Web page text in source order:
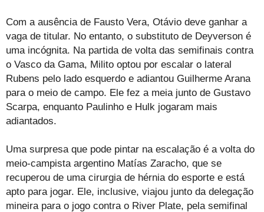
Com a ausência de Fausto Vera, Otávio deve ganhar a
vaga de titular. No entanto, o substituto de Deyverson é
uma incógnita. Na partida de volta das semifinais contra
o Vasco da Gama, Milito optou por escalar o lateral
Rubens pelo lado esquerdo e adiantou Guilherme Arana
para o meio de campo. Ele fez a meia junto de Gustavo
Scarpa, enquanto Paulinho e Hulk jogaram mais
adiantados.
Uma surpresa que pode pintar na escalação é a volta do
meio-campista argentino Matías Zaracho, que se
recuperou de uma cirurgia de hérnia do esporte e está
apto para jogar. Ele, inclusive, viajou junto da delegação
mineira para o jogo contra o River Plate, pela semifinal